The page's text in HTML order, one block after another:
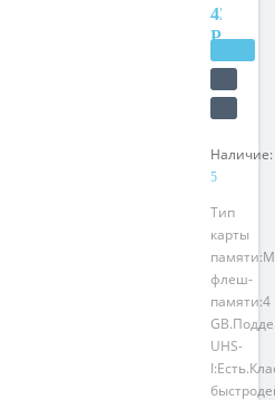
430
РУБ.
Наличие:
5
Тип
карты
флеш-
памяти:4
UHS-